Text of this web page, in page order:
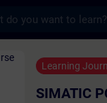
neo System
Learning
SIMATIC